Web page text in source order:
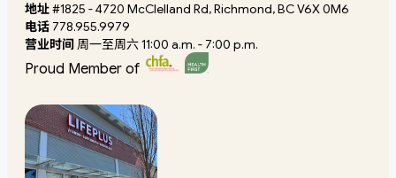
地址#1825 - 4720 McClelland Rd, Richmond, BC V6X 0M6
电话 778.955.9979
营业时间 周一至周六 11:00 a.m. - 7:00 p.m.
Proud Member of